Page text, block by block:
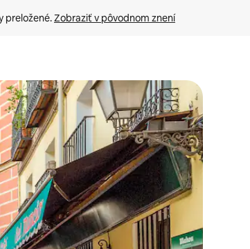
preložené. Zobraziť v pôvodnom znení